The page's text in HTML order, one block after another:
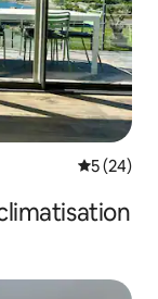
Note
5 (24)